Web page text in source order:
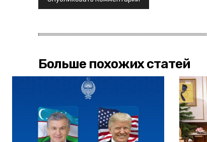
Больше похожих статей